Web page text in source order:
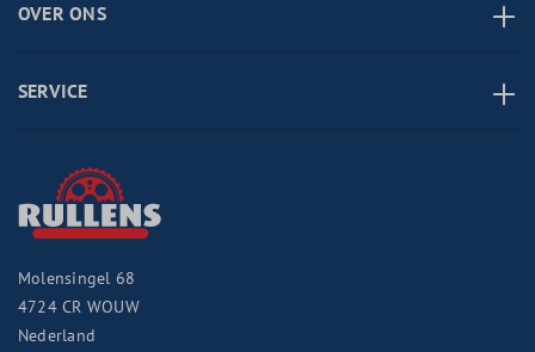
OVER ONS
SERVICE
Molensingel 68
4724 CR WOUW
Nederland